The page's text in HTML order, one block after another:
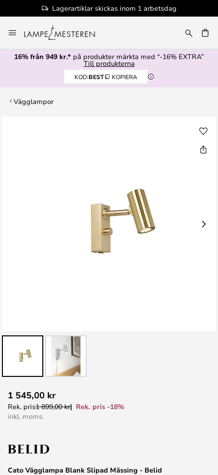
Lagerartiklar skickas inom 1 arbetsdag
till
innehållet
16% från 949 kr.* på produkter märkta med “-16% EXTRA”
Till produkterna
KOD:BEST KOPIERA
Vägglampor
till
början
Cato Vägglampa Blank Slipad Mässing - Belid
1 545,00 kr
Rek. pris1 899,00 kr
Rek. pris -18%
inkl. moms.